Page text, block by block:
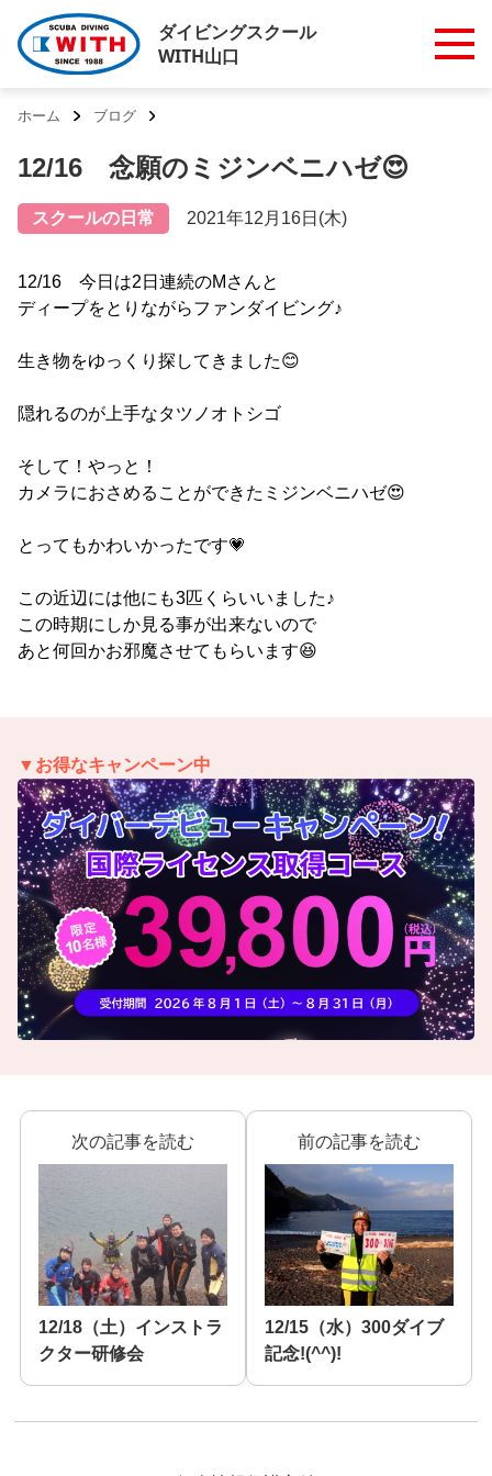
ダイビングスクール
WITH山口
ホーム ブログ
12/16 念願のミジンベニハゼ😍
スクールの日常 2021年12月16日(木)
12/16 今日は2日連続のMさんと
ディープをとりながらファンダイビング♪
生き物をゆっくり探してきました😊
隠れるのが上手なタツノオトシゴ
そして！やっと！
カメラにおさめることができたミジンベニハゼ😍
とってもかわいかったです💗
この近辺には他にも3匹くらいいました♪
この時期にしか見る事が出来ないので
あと何回かお邪魔させてもらいます😆
▼お得なキャンペーン中
次の記事を読む
12/18（土）インストラ
クター研修会
前の記事を読む
12/15（水）300ダイブ
記念!(^^)!